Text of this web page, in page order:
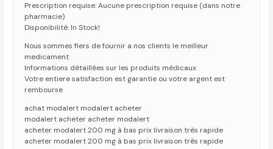
Prescription requise: Aucune prescription requise (dans notre
pharmacie)
Disponibilité: In Stock!
Nous sommes fiers de fournir a nos clients le meilleur
medicament
Informations détaillées sur les produits médicaux
Votre entiere satisfaction est garantie ou votre argent est
rembourse
achat modalert modalert acheter
modalert acheter acheter modalert
acheter modalert 200 mg à bas prix livraison très rapide
acheter modalert 200 mg à bas prix livraison très rapide